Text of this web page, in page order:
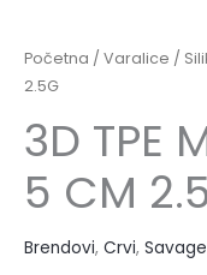
Početna / Varalice /
2.5G
3D TPE
5 CM
Brendovi, Crvi,
MAYFLY
NYMPH
CM
2.5G
količina